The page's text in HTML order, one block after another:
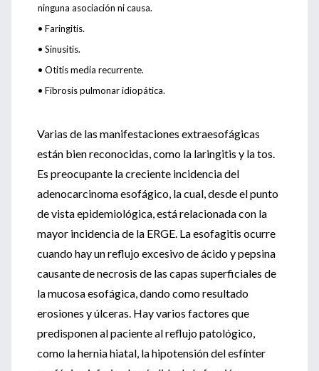
ninguna asociación ni causa.
• Faringitis.
• Sinusitis.
• Otitis media recurrente.
• Fibrosis pulmonar idiopática.
Varias de las manifestaciones extraesofágicas
están bien reconocidas, como la laringitis y la tos.
Es preocupante la creciente incidencia del
adenocarcinoma esofágico, la cual, desde el punto
de vista epidemiológica, está relacionada con la
mayor incidencia de la ERGE. La esofagitis ocurre
cuando hay un reflujo excesivo de ácido y pepsina
causante de necrosis de las capas superficiales de
la mucosa esofágica, dando como resultado
erosiones y úlceras. Hay varios factores que
predisponen al paciente al reflujo patológico,
como la hernia hiatal, la hipotensión del esfínter